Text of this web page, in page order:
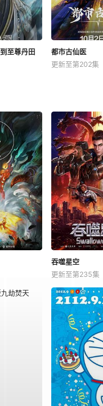
至尊丹田
都市古仙医
更新至第202集
吞噬星空
更新至第235集